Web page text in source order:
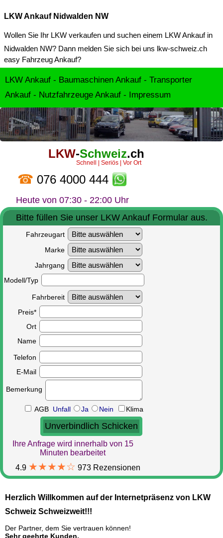
LKW Ankauf Nidwalden NW
Wollen Sie Ihr LKW verkaufen und suchen einem LKW Ankauf in
Nidwalden NW? Dann melden Sie sich bei uns lkw-schweiz.ch
easy Fahrzeug Ankauf?